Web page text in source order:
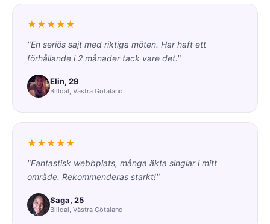
★★★★★
"En seriös sajt med riktiga möten. Har haft ett
förhållande i 2 månader tack vare det."
Elin, 29
Billdal, Västra Götaland
★★★★★
"Fantastisk webbplats, många äkta singlar i mitt
område. Rekommenderas starkt!"
Saga, 25
Billdal, Västra Götaland